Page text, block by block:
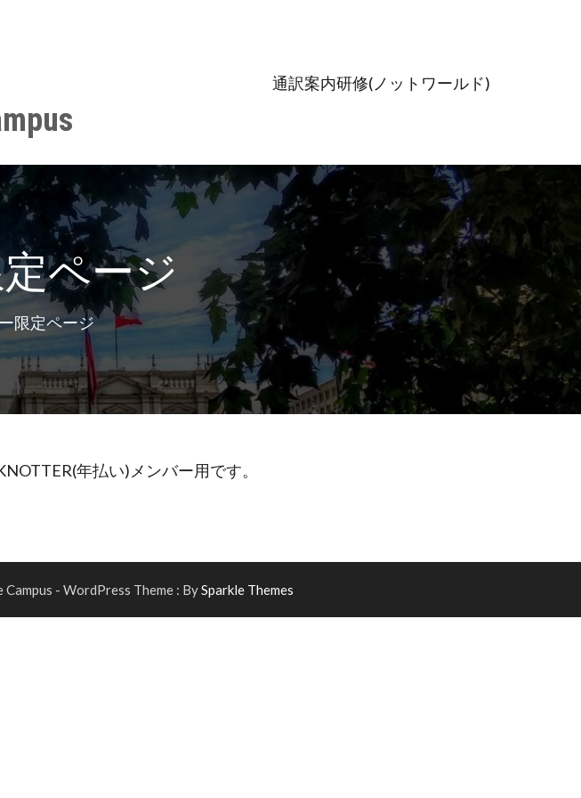
通訳案内研修(ノットワールド)
ページ
限定ページ
年払い)メンバー用です。
- WordPress Theme : BySparkle Themes